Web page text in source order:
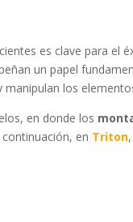
es clave para el
un papel
los
en donde los
en Triton